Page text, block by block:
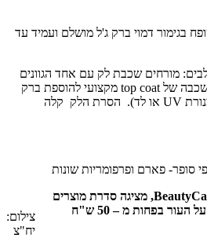
בגימור דמוי ברק ג'ל מושלם ועמיד עד
מורחים שכבת לק עם אחד הגוונים
החדשים. לאחר מכן מורחים שכבה של top coat מקצועי להוספת ברק
ועמידות מרבית (ללא צורך במנורת UV או לד). הסרת הלק קלה
צילום:
יח"צ
רשת הלואוקוסט ביוטיקייר BeautyCare, מציגה סדרת מוצרים
להגנה מהשמש וטיפול בנזקיה על העור בפחות מ – 50 ש"ח